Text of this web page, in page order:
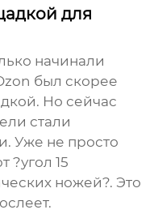
для
начинали
был скорее
Но сейчас
стали
Уже не просто
?угол 15
ножей?. Это